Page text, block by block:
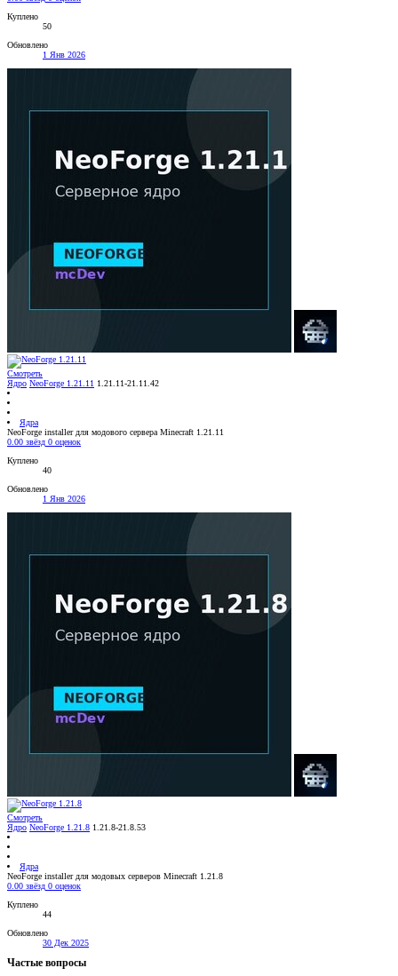
Куплено
50
Обновлено
1 Янв 2026
Смотреть
Ядро NeoForge 1.21.11 1.21.11-21.11.42
Ядра
NeoForge installer для модового сервера Minecraft 1.21.11
0.00 звёзд 0 оценок
Куплено
40
Обновлено
1 Янв 2026
Смотреть
Ядро NeoForge 1.21.8 1.21.8-21.8.53
Ядра
NeoForge installer для модовых серверов Minecraft 1.21.8
0.00 звёзд 0 оценок
Куплено
44
Обновлено
30 Дек 2025
Частые вопросы